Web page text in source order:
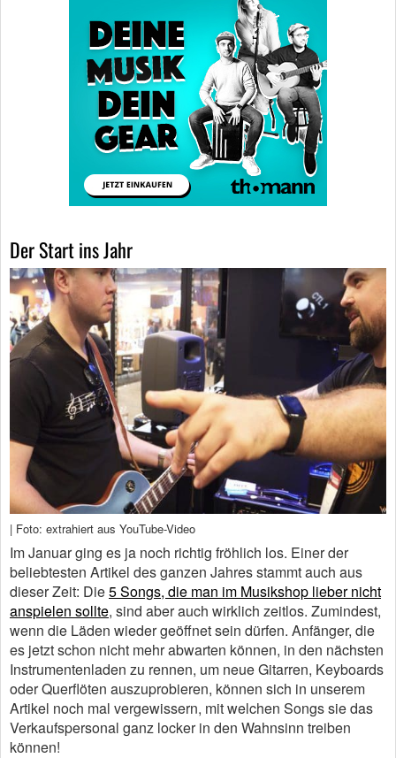
Der Start ins Jahr
| Foto: extrahiert aus YouTube-Video
Im Januar ging es ja noch richtig fröhlich los. Einer der
beliebtesten Artikel des ganzen Jahres stammt auch aus
dieser Zeit: Die5 Songs, die man im Musikshop lieber nicht
anspielen sollte, sind aber auch wirklich zeitlos. Zumindest,
wenn die Läden wieder geöffnet sein dürfen. Anfänger, die
es jetzt schon nicht mehr abwarten können, in den nächsten
Instrumentenladen zu rennen, um neue Gitarren, Keyboards
oder Querflöten auszuprobieren, können sich in unserem
Artikel noch mal vergewissern, mit welchen Songs sie das
Verkaufspersonal ganz locker in den Wahnsinn treiben
können!